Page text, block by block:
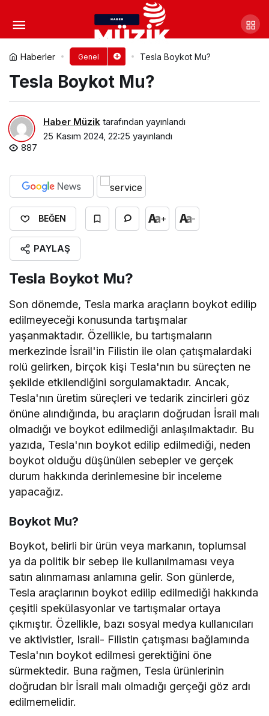
Haberler Genel Tesla Boykot Mu?
Tesla Boykot Mu?
Haber Müzik tarafından yayınlandı
25 Kasım 2024, 22:25 yayınlandı
887
BEĞEN + -
PAYLAŞ
Tesla Boykot Mu?
Son dönemde, Tesla marka araçların boykot edilip
edilmeyeceği konusunda tartışmalar
yaşanmaktadır. Özellikle, bu tartışmaların
merkezinde İsrail'in Filistin ile olan çatışmalardaki
rolü gelirken, birçok kişi Tesla'nın bu süreçten ne
şekilde etkilendiğini sorgulamaktadır. Ancak,
Tesla'nın üretim süreçleri ve tedarik zincirleri göz
önüne alındığında, bu araçların doğrudan İsrail malı
olmadığı ve boykot edilmediği anlaşılmaktadır. Bu
yazıda, Tesla'nın boykot edilip edilmediği, neden
boykot olduğu düşünülen sebepler ve gerçek
durum hakkında derinlemesine bir inceleme
yapacağız.
Boykot Mu?
Boykot, belirli bir ürün veya markanın, toplumsal
ya da politik bir sebep ile kullanılmaması veya
satın alınmaması anlamına gelir. Son günlerde,
Tesla araçlarının boykot edilip edilmediği hakkında
çeşitli spekülasyonlar ve tartışmalar ortaya
çıkmıştır. Özellikle, bazı sosyal medya kullanıcıları
ve aktivistler, Israil- Filistin çatışması bağlamında
Tesla'nın boykot edilmesi gerektiğini öne
sürmektedir. Buna rağmen, Tesla ürünlerinin
doğrudan bir İsrail malı olmadığı gerçeği göz ardı
edilmemelidir.
Ariel Boykot Mu?
Yorum Yap